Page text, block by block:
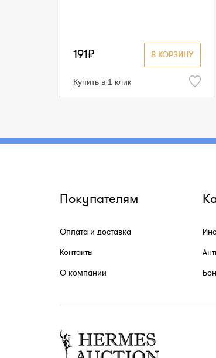
В КОРЗИНУ
191₽
Купить в 1 клик
Покупателям
Оплата и доставка
Контакты
О компании